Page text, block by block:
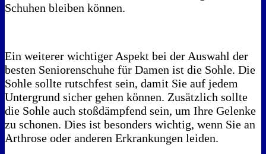
Schuhen bleiben können.
Ein weiterer wichtiger Aspekt bei der Auswahl der
besten Seniorenschuhe für Damen ist die Sohle. Die
Sohle sollte rutschfest sein, damit Sie auf jedem
Untergrund sicher gehen können. Zusätzlich sollte
die Sohle auch stoßdämpfend sein, um Ihre Gelenke
zu schonen. Dies ist besonders wichtig, wenn Sie an
Arthrose oder anderen Erkrankungen leiden.